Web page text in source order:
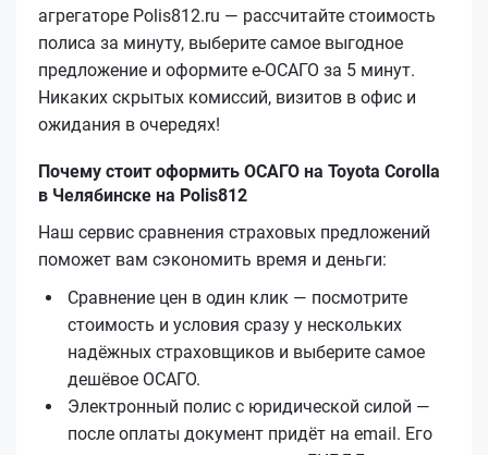
агрегаторе Polis812.ru — рассчитайте стоимость
полиса за минуту, выберите самое выгодное
предложение и оформите е‑ОСАГО за 5 минут.
Никаких скрытых комиссий, визитов в офис и
ожидания в очередях!
Почему стоит оформить ОСАГО на Toyota Corolla
в Челябинске на Polis812
Наш сервис сравнения страховых предложений
поможет вам сэкономить время и деньги:
Сравнение цен в один клик — посмотрите
стоимость и условия сразу у нескольких
надёжных страховщиков и выберите самое
дешёвое ОСАГО.
Электронный полис с юридической силой —
после оплаты документ придёт на email. Его